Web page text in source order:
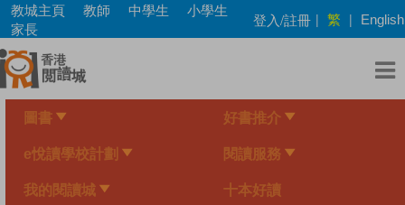
Skip
main
content
教城主頁 教師 中學生
小學生
家長
登入/註冊 | 繁 | English
圖書 好書推介
e悅讀學校計劃 閱讀服務
我的閱讀城 十本好讀